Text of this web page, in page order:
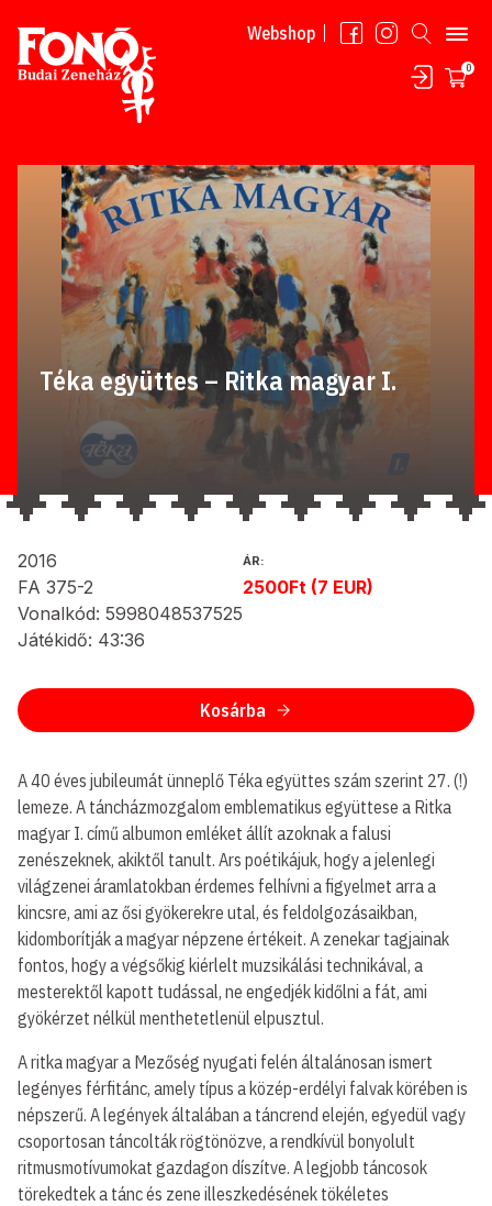
Tovább a tartalomhoz Webshop
0
Téka együttes – Ritka magyar I.
2016
FA 375-2
Vonalkód: 5998048537525
Játékidő: 43:36
ÁR:
2500Ft (7 EUR)
Kosárba
A 40 éves jubileumát ünneplő Téka együttes szám szerint 27. (!)
lemeze. A táncházmozgalom emblematikus együttese a Ritka
magyar I. című albumon emléket állít azoknak a falusi
zenészeknek, akiktől tanult. Ars poétikájuk, hogy a jelenlegi
világzenei áramlatokban érdemes felhívni a figyelmet arra a
kincsre, ami az ősi gyökerekre utal, és feldolgozásaikban,
kidomborítják a magyar népzene értékeit. A zenekar tagjainak
fontos, hogy a végsőkig kiérlelt muzsikálási technikával, a
mesterektől kapott tudással, ne engedjék kidőlni a fát, ami
gyökérzet nélkül menthetetlenül elpusztul.
A ritka magyar a Mezőség nyugati felén általánosan ismert
legényes férfitánc, amely típus a közép-erdélyi falvak körében is
népszerű. A legények általában a táncrend elején, egyedül vagy
csoportosan táncolták rögtönözve, a rendkívül bonyolult
ritmusmotívumokat gazdagon díszítve. A legjobb táncosok
törekedtek a tánc és zene illeszkedésének tökéletes